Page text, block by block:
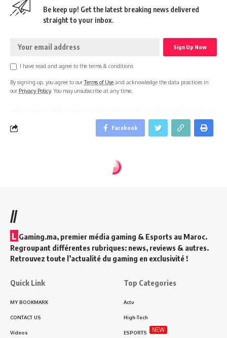
Be keep up! Get the latest breaking news delivered
straight to your inbox.
I have read and agree to the terms & conditions
By signing up, you agree to ourTerms of Use and acknowledge the data practices in
our Privacy Policy. You may unsubscribe at any time.
Facebook
//
L Gaming.ma, premier média gaming & Esports au Maroc.
Regroupant différentes rubriques: news, reviews & autres.
Retrouvez toute l’actualité du gaming en exclusivité !
Quick Link
MY BOOKMARK
CONTACT US
Videos
Top Categories
Actu
High-Tech
ESPORTS NEW